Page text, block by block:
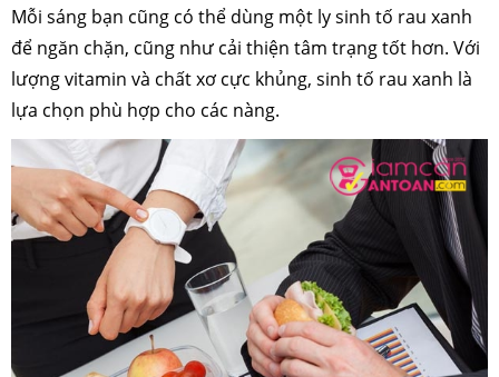
Mỗi sáng bạn cũng có thể dùng một ly sinh tố rau xanh
để ngăn chặn, cũng như cải thiện tâm trạng tốt hơn. Với
lượng vitamin và chất xơ cực khủng, sinh tố rau xanh là
lựa chọn phù hợp cho các nàng.